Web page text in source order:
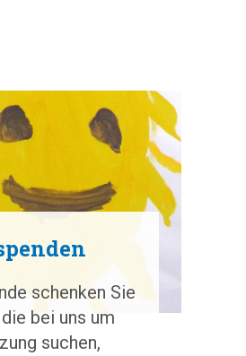
schenken Sie
bei uns um
suchen,